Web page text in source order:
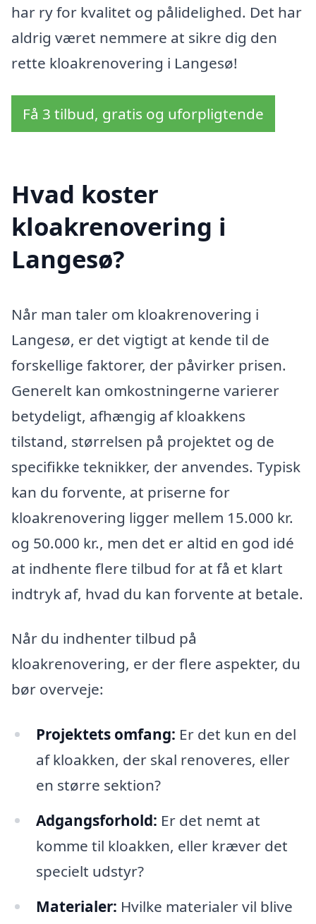
har ry for kvalitet og pålidelighed. Det har
aldrig været nemmere at sikre dig den
rette kloakrenovering i Langesø!
Få 3 tilbud, gratis og uforpligtende
Hvad koster
kloakrenovering i
Langesø?
Når man taler om kloakrenovering i
Langesø, er det vigtigt at kende til de
forskellige faktorer, der påvirker prisen.
Generelt kan omkostningerne varierer
betydeligt, afhængig af kloakkens
tilstand, størrelsen på projektet og de
specifikke teknikker, der anvendes. Typisk
kan du forvente, at priserne for
kloakrenovering ligger mellem 15.000 kr.
og 50.000 kr., men det er altid en god idé
at indhente flere tilbud for at få et klart
indtryk af, hvad du kan forvente at betale.
Når du indhenter tilbud på
kloakrenovering, er der flere aspekter, du
bør overveje:
Projektets omfang: Er det kun en del
af kloakken, der skal renoveres, eller
en større sektion?
Adgangsforhold: Er det nemt at
komme til kloakken, eller kræver det
specielt udstyr?
Materialer: Hvilke materialer vil blive